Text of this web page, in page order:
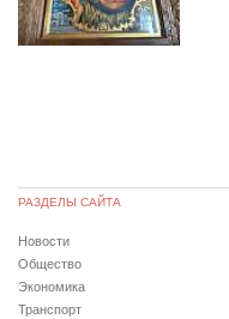
РАЗДЕЛЫ САЙТА
Новости
Общество
Экономика
Транспорт